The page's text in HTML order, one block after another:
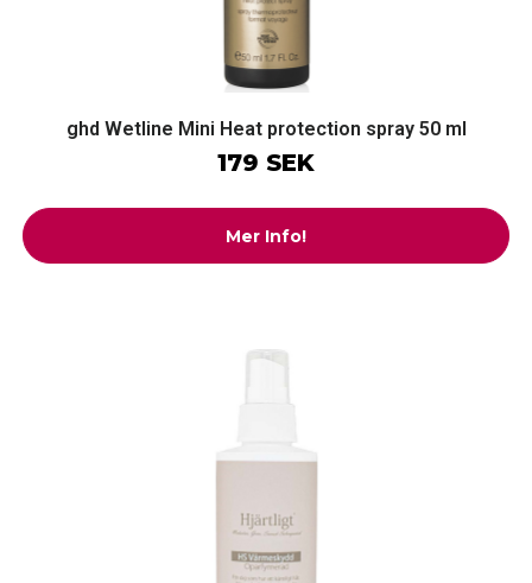
ghd Wetline Mini Heat protection spray 50 ml
179 SEK
Mer Info!